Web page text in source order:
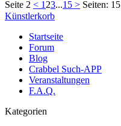
Seite 2 < 1 23...15 > Seiten: 15
Künstlerkorb
Startseite
Forum
Blog
Crabbel Such-APP
Veranstaltungen
F.A.Q.
Kategorien